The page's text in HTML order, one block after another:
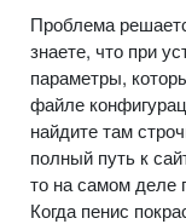
Проблема
знаете, что при
параметры,
файле
найдите там
полный путь к
то на самом деле
Когда пенис